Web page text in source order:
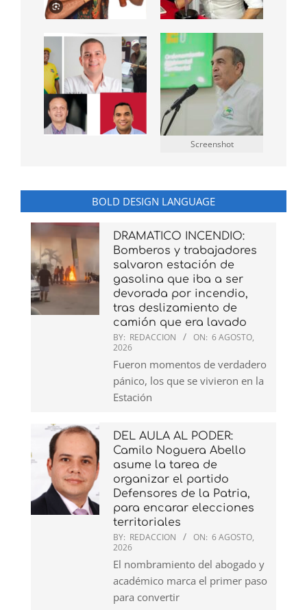
Screenshot
BOLD DESIGN LANGUAGE
DRAMATICO INCENDIO:
Bomberos y trabajadores
salvaron estación de
gasolina que iba a ser
devorada por incendio,
tras deslizamiento de
camión que era lavado
BY: REDACCION ON: 6 AGOSTO,
2026
Fueron momentos de verdadero
pánico, los que se vivieron en la
Estación
DEL AULA AL PODER:
Camilo Noguera Abello
asume la tarea de
organizar el partido
Defensores de la Patria,
para encarar elecciones
territoriales
BY: REDACCION ON: 6 AGOSTO,
2026
El nombramiento del abogado y
académico marca el primer paso
para convertir